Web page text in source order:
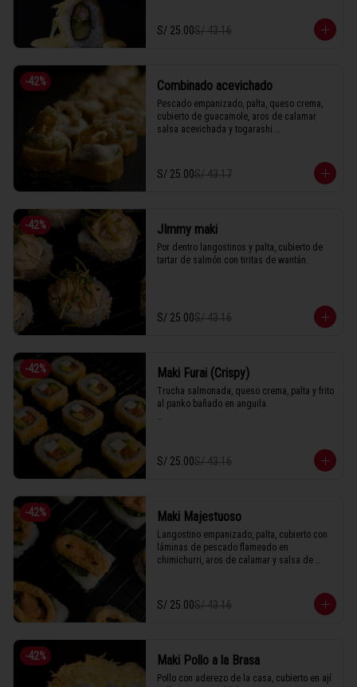
1 Tabla (10 unidades)
S/ 25.00S/ 43.16
-42% Combinado acevichado
Pescado empanizado, palta, queso crema,
cubierto de guacamole, aros de calamar
salsa acevichada y togarashi.
1 Tabla (10 unidades)
S/ 25.00S/ 43.17
-42% JImmy maki
Por dentro langostinos y palta, cubierto de
tartar de salmón con tiritas de wantán.
S/ 25.00S/ 43.16
-42% Maki Furai (Crispy)
Trucha salmonada, queso crema, palta y frito
al panko bañado en anguila.
1 Tabla (10 unidades)
S/ 25.00S/ 43.16
-42% Maki Majestuoso
Langostino empanizado, palta, cubierto con
láminas de pescado flameado en
chimichurri, aros de calamar y salsa de
S/ 25.00S/ 43.16
-42% Maki Pollo a la Brasa
Pollo con aderezo de la casa, cubierto en ají